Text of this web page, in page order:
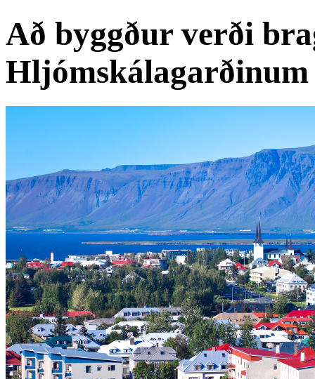
Að byggður verði
Hljómskálagarðinum